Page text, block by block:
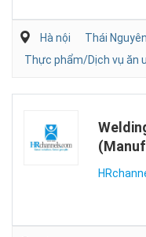
Hà nội Thái Nguyên
Thực phẩm/Dịch vụ ăn